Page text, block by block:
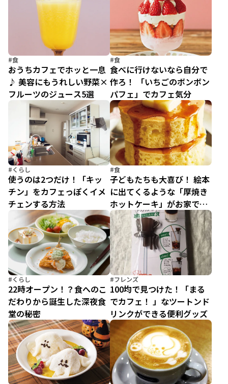
#食
おうちカフェでホッと一息
♪ 美容にもうれしい野菜×
フルーツのジュース5選
#食
食べに行けないなら自分で
作ろ！ 「いちごのボンボン
パフェ」でカフェ気分
#くらし
使うのは2つだけ！「キッ
チン」をカフェっぽくイメ
チェンする方法
#食
子どもたちも大喜び！ 絵本
に出てくるような「厚焼き
ホットケーキ」がお家でで
きた！
#くらし
22時オープン！？食へのこ
だわりから誕生した深夜食
堂の秘密
#フレンズ
100均で見つけた！「まる
でカフェ！ 」なツートンド
リンクができる便利グッズ